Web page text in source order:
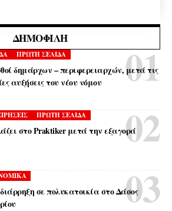
ΔΗΜΟΦΙΛΉ
ΠΡΩΤΗ ΣΕΛΙΔΑ
δημάρχων – περιφερειαρχών, μετά τις
αυξήσεις του νέου νόμου
ΠΡΩΤΗ ΣΕΛΙΔΑ
στο Praktiker μετά την εξαγορά
σε πολυκατοικία στο Δάσος